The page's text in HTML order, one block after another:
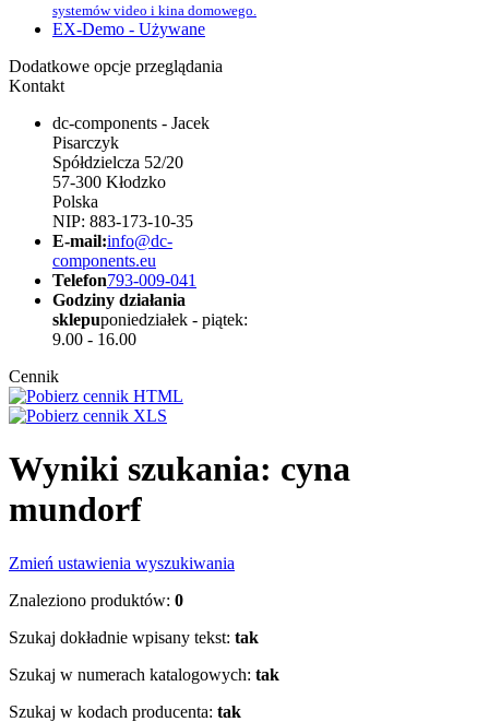
systemów video i kina domowego.
EX-Demo - Używane
Dodatkowe opcje przeglądania
Kontakt
dc-components - Jacek
Pisarczyk
Spółdzielcza 52/20
57-300 Kłodzko
Polska
NIP: 883-173-10-35
E-mail:info@dc-
components.eu
Telefon793-009-041
Godziny działania
sklepuponiedziałek - piątek:
9.00 - 16.00
Cennik
Wyniki szukania: cyna
mundorf
Zmień ustawienia wyszukiwania
Znaleziono produktów: 0
Szukaj dokładnie wpisany tekst: tak
Szukaj w numerach katalogowych: tak
Szukaj w kodach producenta: tak